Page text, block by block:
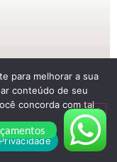
para melhorar a sua
conteúdo de seu
concorda com tal